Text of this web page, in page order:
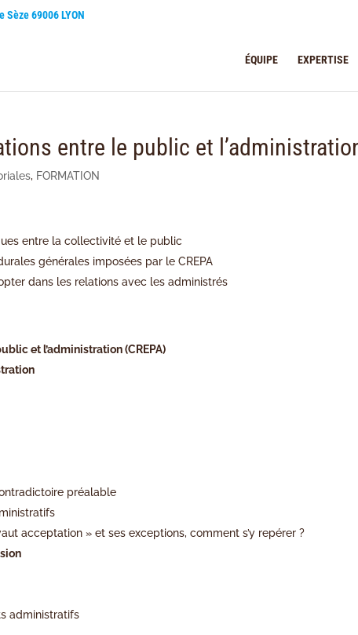
Sèze 69006 LYON
ÉQUIPE EXPERTISE
entre le public et
, FORMATION
entre la collectivité et le public
générales imposées par le CREPA
dans les relations avec les administrés
et l’administration (CREPA)
préalable
acceptation » et ses exceptions, comment s’y repérer ?
administratifs